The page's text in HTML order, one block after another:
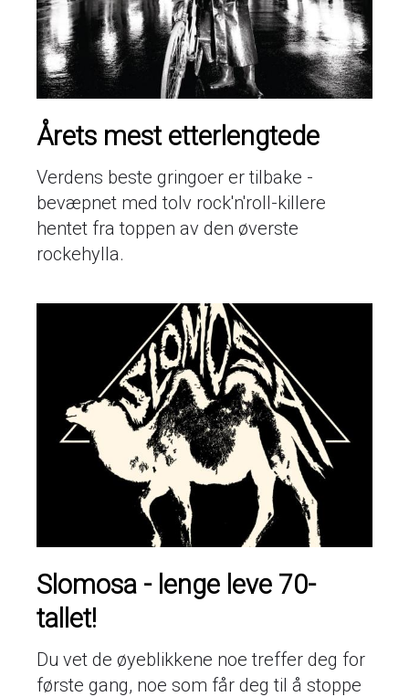
Årets mest etterlengtede
Verdens beste gringoer er tilbake -
bevæpnet med tolv rock'n'roll-killere
hentet fra toppen av den øverste
rockehylla.
Slomosa - lenge leve 70-
tallet!
Du vet de øyeblikkene noe treffer deg for
første gang, noe som får deg til å stoppe